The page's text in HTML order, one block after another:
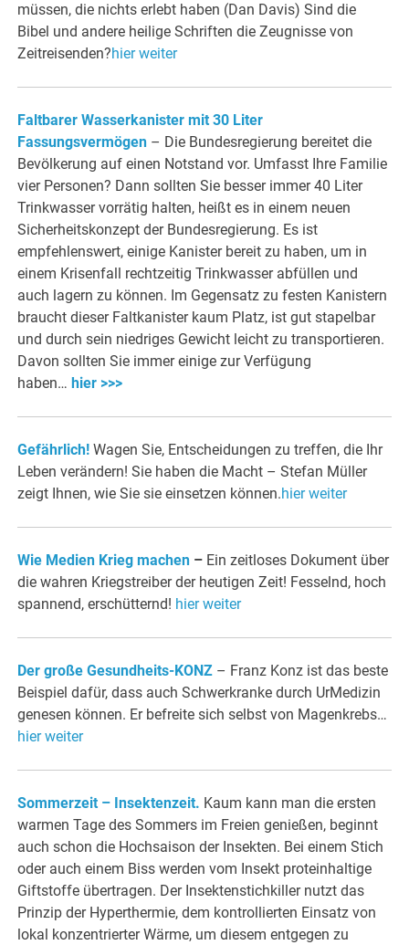
müssen, die nichts erlebt haben (Dan Davis) Sind die
Bibel und andere heilige Schriften die Zeugnisse von
Zeitreisenden?hier weiter
Faltbarer Wasserkanister mit 30 Liter
Fassungsvermögen – Die Bundesregierung bereitet die
Bevölkerung auf einen Notstand vor. Umfasst Ihre Familie
vier Personen? Dann sollten Sie besser immer 40 Liter
Trinkwasser vorrätig halten, heißt es in einem neuen
Sicherheitskonzept der Bundesregierung. Es ist
empfehlenswert, einige Kanister bereit zu haben, um in
einem Krisenfall rechtzeitig Trinkwasser abfüllen und
auch lagern zu können. Im Gegensatz zu festen Kanistern
braucht dieser Faltkanister kaum Platz, ist gut stapelbar
und durch sein niedriges Gewicht leicht zu transportieren.
Davon sollten Sie immer einige zur Verfügung
haben… hier >>>
Gefährlich! Wagen Sie, Entscheidungen zu treffen, die Ihr
Leben verändern! Sie haben die Macht – Stefan Müller
zeigt Ihnen, wie Sie sie einsetzen können.hier weiter
Wie Medien Krieg machen – Ein zeitloses Dokument über
die wahren Kriegstreiber der heutigen Zeit! Fesselnd, hoch
spannend, erschütternd! hier weiter
Der große Gesundheits-KONZ – Franz Konz ist das beste
Beispiel dafür, dass auch Schwerkranke durch UrMedizin
genesen können. Er befreite sich selbst von Magenkrebs…
hier weiter
Sommerzeit – Insektenzeit. Kaum kann man die ersten
warmen Tage des Sommers im Freien genießen, beginnt
auch schon die Hochsaison der Insekten. Bei einem Stich
oder auch einem Biss werden vom Insekt proteinhaltige
Giftstoffe übertragen. Der Insektenstichkiller nutzt das
Prinzip der Hyperthermie, dem kontrollierten Einsatz von
lokal konzentrierter Wärme, um diesem entgegen zu